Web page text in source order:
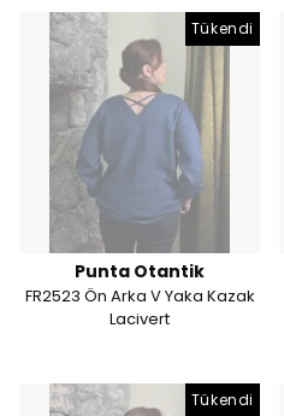
Tükendi
Punta Otantik
FR2523 Ön Arka V Yaka Kazak
Lacivert
Tükendi